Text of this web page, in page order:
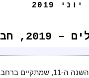
יוני 2019
להפסיד!
זו השנה ה-11,